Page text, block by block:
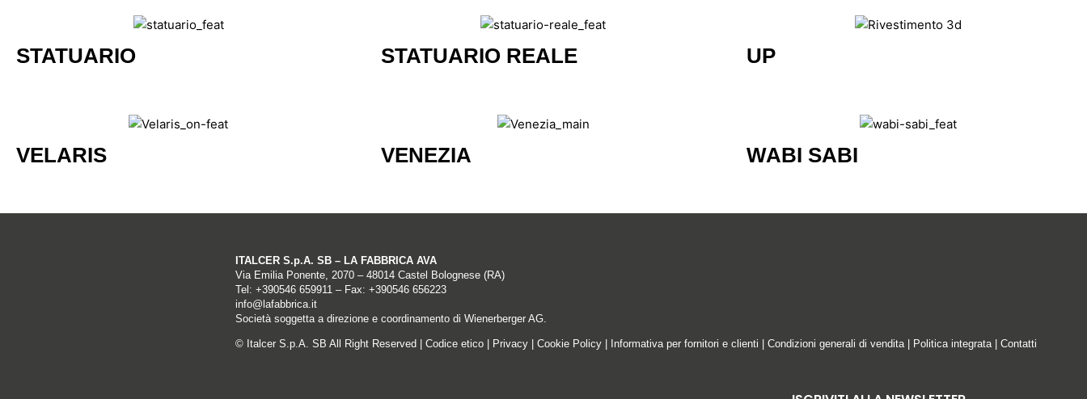
STATUARIO STATUARIO REALE UP
VELARIS VENEZIA WABI SABI
ITALCER S.p.A. SB – LA FABBRICA AVA
Via Emilia Ponente, 2070 – 48014 Castel Bolognese (RA)
Tel: +390546 659911– Fax: +390546 656223
info@lafabbrica.it
Società soggetta a direzione e coordinamento di Wienerberger AG.
© Italcer S.p.A. SB All Right Reserved | Codice etico| Privacy| Cookie Policy| Informativa per fornitori e clienti Condizioni generali di vendita| Politica integrata| Contatti